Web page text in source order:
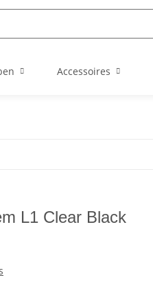
Accessoires
L1 Clear Black